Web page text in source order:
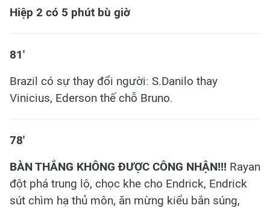
Hiệp 2 có 5 phút bù giờ
81'
Brazil có sự thay đổi người: S.Danilo thay
Vinicius, Ederson thế chỗ Bruno.
78'
BÀN THẮNG KHÔNG ĐƯỢC CÔNG NHẬN!!! Rayan
đột phá trung lộ, chọc khe cho Endrick, Endrick
sút chìm hạ thủ môn, ăn mừng kiểu bắn súng,